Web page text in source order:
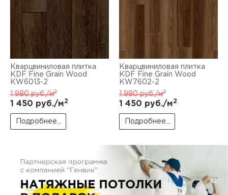
Кварцвиниловая плитка
KDF Fine Grain Wood
KW6013-2
1 980руб./м2
1 450 руб./м2
Подробнее...
Кварцвиниловая плитка
KDF Fine Grain Wood
KW7602-2
1 980руб./м2
1 450 руб./м2
Подробнее...